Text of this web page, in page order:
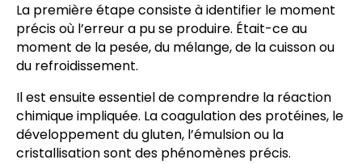
La première étape consiste à identifier le moment
précis où l’erreur a pu se produire. Était-ce au
moment de la pesée, du mélange, de la cuisson ou
du refroidissement.
Il est ensuite essentiel de comprendre la réaction
chimique impliquée. La coagulation des protéines, le
développement du gluten, l’émulsion ou la
cristallisation sont des phénomènes précis.